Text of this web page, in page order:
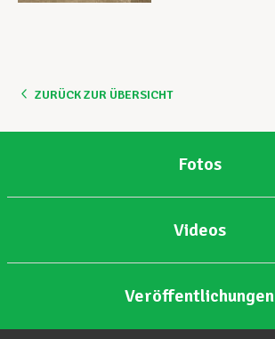
ZURÜCK ZUR ÜBERSICHT
Fotos
Videos
Veröffentlichungen